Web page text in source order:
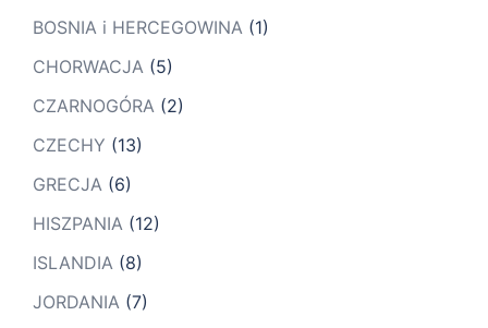
BOSNIA i HERCEGOWINA (1)
CHORWACJA (5)
CZARNOGÓRA (2)
CZECHY (13)
GRECJA (6)
HISZPANIA (12)
ISLANDIA (8)
JORDANIA (7)